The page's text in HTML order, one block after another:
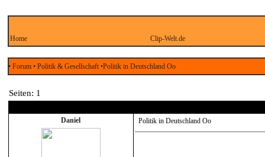
Home Clip-Welt.de
• Forum • Politik & Gesellschaft •Politik in Deutschland Oo
Seiten: 1
Daniel
Politik in Deutschland Oo